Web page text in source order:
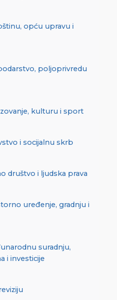
opću upravu i
poljoprivredu
kulturu i sport
i socijalnu skrb
društvo i ljudska prava
uređenje, gradnju i
suradnju,
i investicije